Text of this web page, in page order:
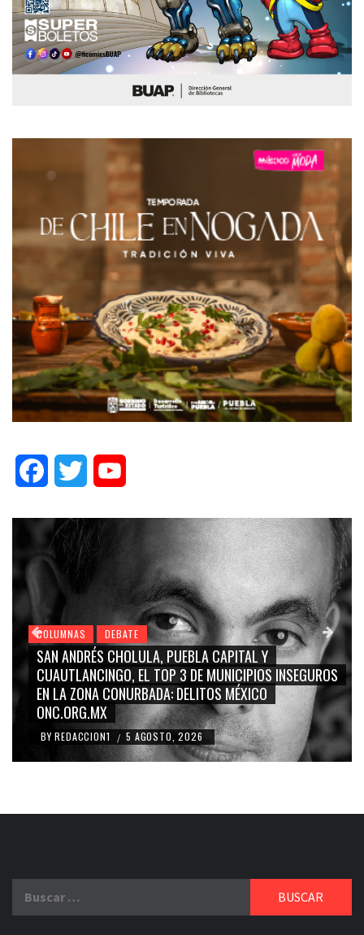
FacebookTwitter
INSEGUROS
COLUMNAS DEBATE
GRACE PALOMARES, NAY SALVATORI,
CARMEN SALINAS “LA CORCHOLATA”,
BLANCO, SILVIA PINAL: LA
RIDICULIZACIÓN DE LA
BY REDACCION1 / 4 AGOSTO, 2026